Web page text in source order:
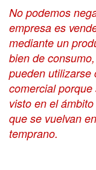
No podemos
empresa es
mediante un
bien de
pueden utilizarse
comercial
visto en el
que se vuelvan
temprano.